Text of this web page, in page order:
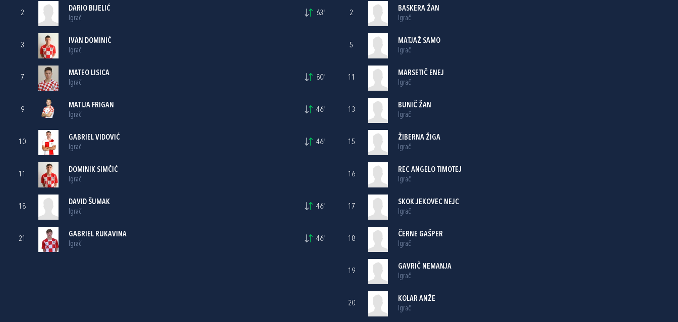
2
DARIO BIJELIĆ
Igrač
63'
3
IVAN DOMINIĆ
Igrač
7
MATEO LISICA
Igrač
80'
9
MATIJA FRIGAN
Igrač
46'
10
GABRIEL VIDOVIĆ
Igrač
46'
11
DOMINIK SIMČIĆ
Igrač
18
DAVID ŠUMAK
Igrač
46'
21
GABRIEL RUKAVINA
Igrač
46'
2
BASKERA ŽAN
Igrač
5
MATJAŽ SAMO
Igrač
11
MARSETIČ ENEJ
Igrač
13
BUNIČ ŽAN
Igrač
15
ŽIBERNA ŽIGA
Igrač
16
REC ANGELO TIMOTEJ
Igrač
17
SKOK JEKOVEC NEJC
Igrač
18
ČERNE GAŠPER
Igrač
19
GAVRIČ NEMANJA
Igrač
20
KOLAR ANŽE
Igrač